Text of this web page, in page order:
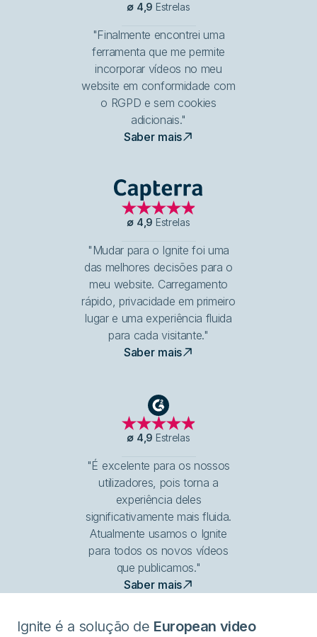
∅ 4,9 Estrelas
"Finalmente encontrei uma
ferramenta que me permite
incorporar vídeos no meu
website em conformidade com
o RGPD e sem cookies
adicionais."
Saber mais
Capterra
∅ 4,9 Estrelas
"Mudar para o Ignite foi uma
das melhores decisões para o
meu website. Carregamento
rápido, privacidade em primeiro
lugar e uma experiência fluida
para cada visitante."
Saber mais
G2
∅ 4,9 Estrelas
"É excelente para os nossos
utilizadores, pois torna a
experiência deles
significativamente mais fluida.
Atualmente usamos o Ignite
para todos os novos vídeos
que publicamos."
Saber mais
Ignite é a solução de European video